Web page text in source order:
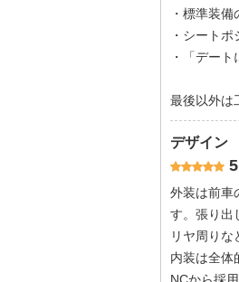
・標準装
・シートポ
・「デー
最後以外は
デザイン
5
外装は前車
す。張り出
リヤ周りな
内装は全体